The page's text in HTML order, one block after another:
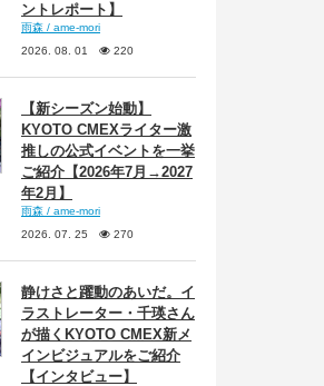
ントレポート】
雨森 / ame-mori
2026. 08. 01
220
【新シーズン始動】
KYOTO CMEXライター激
推しの公式イベントを一挙
ご紹介【2026年7月→2027
年2月】
雨森 / ame-mori
2026. 07. 25
270
静けさと躍動のあいだ。イ
ラストレーター・千瑛さん
が描くKYOTO CMEX新メ
インビジュアルをご紹介
【インタビュー】